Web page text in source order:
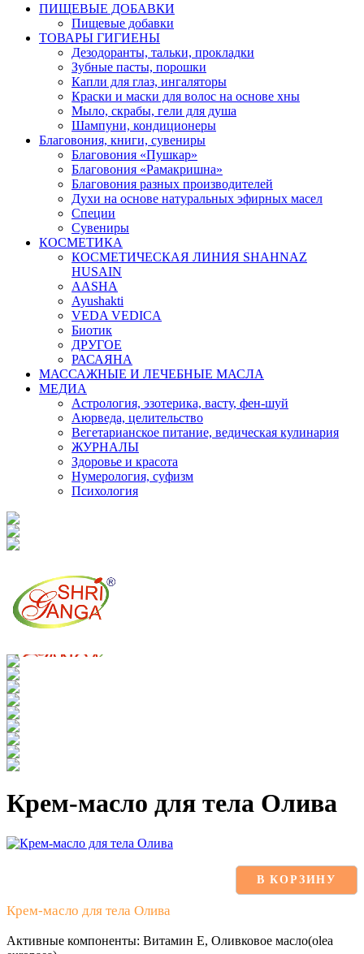
ПИЩЕВЫЕ ДОБАВКИ
Пищевые добавки
ТОВАРЫ ГИГИЕНЫ
Дезодоранты, тальки, прокладки
Зубные пасты, порошки
Капли для глаз, ингаляторы
Краски и маски для волос на основе хны
Мыло, скрабы, гели для душа
Шампуни, кондиционеры
Благовония, книги, сувениры
Благовония «Пушкар»
Благовония «Рамакришна»
Благовония разных производителей
Духи на основе натуральных эфирных масел
Специи
Сувениры
КОСМЕТИКА
КОСМЕТИЧЕСКАЯ ЛИНИЯ SHAHNAZ
HUSAIN
AASHA
Ayushakti
VEDA VEDICA
Биотик
ДРУГОЕ
РАСАЯНА
МАССАЖНЫЕ И ЛЕЧЕБНЫЕ МАСЛА
МЕДИА
Астрология, эзотерика, васту, фен-шуй
Аюрведа, целительство
Вегетарианское питание, ведическая кулинария
ЖУРНАЛЫ
Здоровье и красота
Нумерология, суфизм
Психология
Крем-масло для тела Олива
В КОРЗИНУ
Крем-масло для тела Олива
Активные компоненты: Витамин Е, Оливковое масло(olea